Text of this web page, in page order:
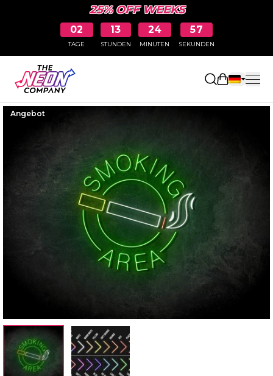
25% OFF WEEKS
02
TAGE
13
STUNDEN
24
MINUTEN
56
SEKUNDEN
Angebot